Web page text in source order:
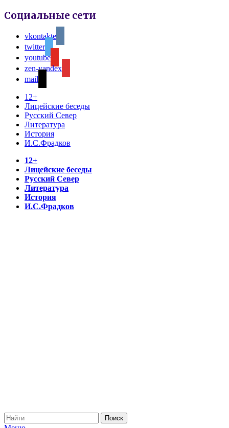
Социальные сети
vkontakte
twitter
youtube
zen-yandex
mail
12+
Лицейские беседы
Русский Север
Литература
История
И.С.Фрадков
12+
Лицейские беседы
Русский Север
Литература
История
И.С.Фрадков